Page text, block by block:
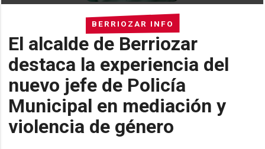
BERRIOZAR INFO
El alcalde de Berriozar
destaca la experiencia del
nuevo jefe de Policía
Municipal en mediación y
violencia de género